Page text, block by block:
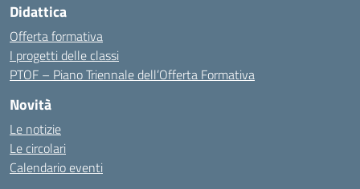
Didattica
Offerta formativa
I progetti delle classi
PTOF – Piano Triennale dell’Offerta Formativa
Novità
Le notizie
Le circolari
Calendario eventi